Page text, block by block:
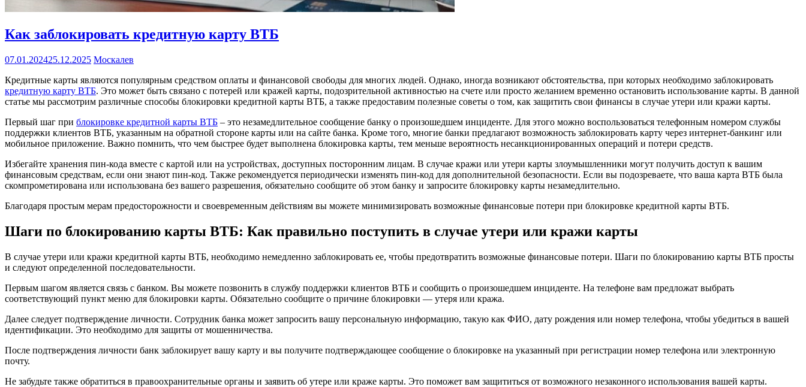
Как заблокировать кредитную карту ВТБ
07.01.202425.12.2025 Москалев
Кредитные карты являются популярным средством оплаты и финансовой свободы для многих людей. Однако, иногда возникают обстоятельства, при которых необходимо заблокировать
кредитную карту ВТБ. Это может быть связано с потерей или кражей карты, подозрительной активностью на счете или просто желанием временно остановить использование карты. В данной
статье мы рассмотрим различные способы блокировки кредитной карты ВТБ, а также предоставим полезные советы о том, как защитить свои финансы в случае утери или кражи карты.
Первый шаг при блокировке кредитной карты ВТБ – это незамедлительное сообщение банку о произошедшем инциденте. Для этого можно воспользоваться телефонным номером службы
поддержки клиентов ВТБ, указанным на обратной стороне карты или на сайте банка. Кроме того, многие банки предлагают возможность заблокировать карту через интернет-банкинг или
мобильное приложение. Важно помнить, что чем быстрее будет выполнена блокировка карты, тем меньше вероятность несанкционированных операций и потери средств.
Избегайте хранения пин-кода вместе с картой или на устройствах, доступных посторонним лицам. В случае кражи или утери карты злоумышленники могут получить доступ к вашим
финансовым средствам, если они знают пин-код. Также рекомендуется периодически изменять пин-код для дополнительной безопасности. Если вы подозреваете, что ваша карта ВТБ была
скомпрометирована или использована без вашего разрешения, обязательно сообщите об этом банку и запросите блокировку карты незамедлительно.
Благодаря простым мерам предосторожности и своевременным действиям вы можете минимизировать возможные финансовые потери при блокировке кредитной карты ВТБ.
Шаги по блокированию карты ВТБ: Как правильно поступить в случае утери или кражи карты
В случае утери или кражи кредитной карты ВТБ, необходимо немедленно заблокировать ее, чтобы предотвратить возможные финансовые потери. Шаги по блокированию карты ВТБ просты
и следуют определенной последовательности.
Первым шагом является связь с банком. Вы можете позвонить в службу поддержки клиентов ВТБ и сообщить о произошедшем инциденте. На телефоне вам предложат выбрать
соответствующий пункт меню для блокировки карты. Обязательно сообщите о причине блокировки — утеря или кража.
Далее следует подтверждение личности. Сотрудник банка может запросить вашу персональную информацию, такую как ФИО, дату рождения или номер телефона, чтобы убедиться в вашей
идентификации. Это необходимо для защиты от мошенничества.
После подтверждения личности банк заблокирует вашу карту и вы получите подтверждающее сообщение о блокировке на указанный при регистрации номер телефона или электронную
почту.
Не забудьте также обратиться в правоохранительные органы и заявить об утере или краже карты. Это поможет вам защититься от возможного незаконного использования вашей карты.